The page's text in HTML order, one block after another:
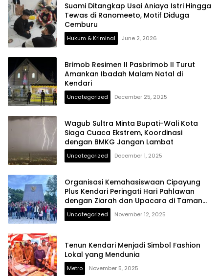
Suami Ditangkap Usai Aniaya Istri Hingga
Tewas di Ranomeeto, Motif Diduga
Cemburu
Hukum & Kriminal June 2, 2026
Brimob Resimen II Pasbrimob II Turut
Amankan Ibadah Malam Natal di
Kendari
Uncategorized December 25, 2025
Wagub Sultra Minta Bupati-Wali Kota
Siaga Cuaca Ekstrem, Koordinasi
dengan BMKG Jangan Lambat
Uncategorized December 1, 2025
Organisasi Kemahasiswaan Cipayung
Plus Kendari Peringati Hari Pahlawan
dengan Ziarah dan Upacara di Taman
Makam Pahlawan Watubangga
Uncategorized November 12, 2025
Tenun Kendari Menjadi Simbol Fashion
Lokal yang Mendunia
Metro November 5, 2025